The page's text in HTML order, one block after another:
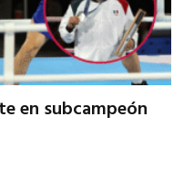
en subcampeón